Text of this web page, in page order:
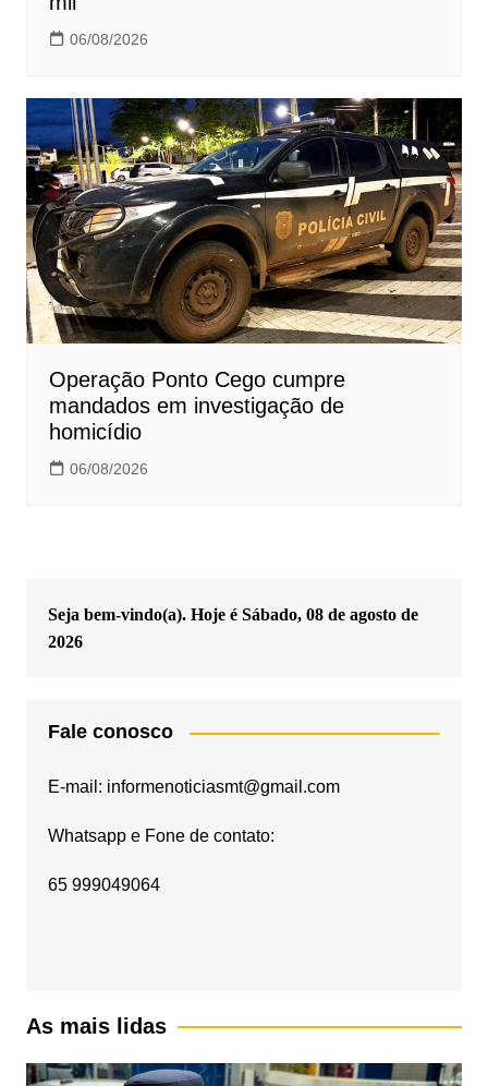
06/08/2026
Operação Ponto Cego cumpre
mandados em investigação de
homicídio
06/08/2026
Seja bem-vindo(a). Hoje é Sábado, 08 de agosto de
2026
Fale conosco
E-mail: informenoticiasmt@gmail.com
Whatsapp e Fone de contato:
65 999049064
As mais lidas